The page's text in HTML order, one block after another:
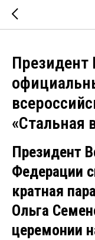
Президент
«Стальная
Президент
Федерации
кратная
Ольга
церемонии